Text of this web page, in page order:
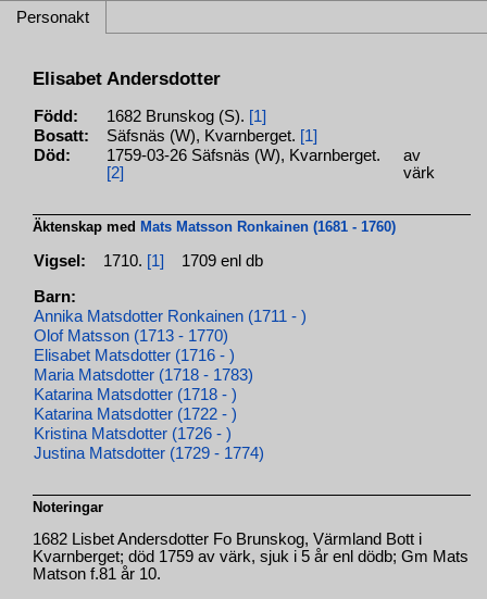
Personakt
Elisabet Andersdotter
Född: 1682 Brunskog (S). [1]
Bosatt:
Säfsnäs (W), Kvarnberget. [1]
Död:
1759-03-26 Säfsnäs (W), Kvarnberget.
[2]
av
värk
Äktenskap med Mats Matsson Ronkainen (1681 - 1760)
Vigsel: 1710. [1] 1709 enl db
Barn:
Annika Matsdotter Ronkainen (1711 - )
Olof Matsson (1713 - 1770)
Elisabet Matsdotter (1716 - )
Maria Matsdotter (1718 - 1783)
Katarina Matsdotter (1718 - )
Katarina Matsdotter (1722 - )
Kristina Matsdotter (1726 - )
Justina Matsdotter (1729 - 1774)
Noteringar
1682 Lisbet Andersdotter Fo Brunskog, Värmland Bott i
Kvarnberget; död 1759 av värk, sjuk i 5 år enl dödb; Gm Mats
Matson f.81 år 10.